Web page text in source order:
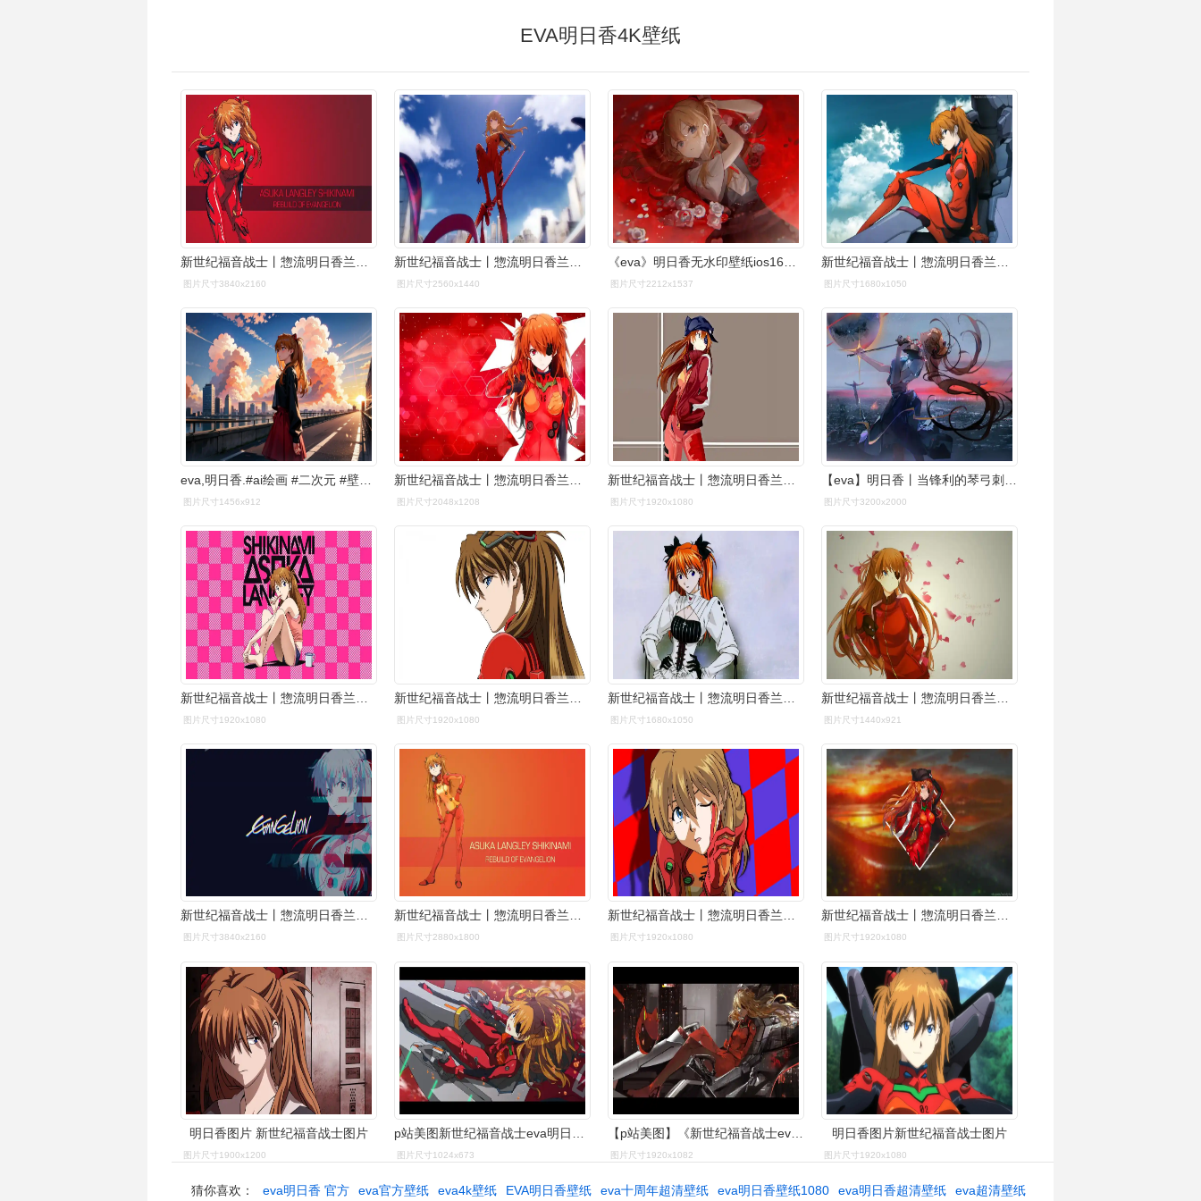
EVA明日香4K壁纸
图片尺寸3840x2160 图片尺寸2560x1440 图片尺寸2212x1537 图片尺寸1680x1050
eva,明日香.#ai绘画 #二次元 #壁纸分享 壁纸第二弹 - 抖音
图片尺寸1456x912 图片尺寸2048x1208 图片尺寸1920x1080 图片尺寸3200x2000
图片尺寸1920x1080 图片尺寸1920x1080 图片尺寸1680x1050 图片尺寸1440x921
新世纪福音战士丨惣流明日香兰格雷精选电脑壁纸丨高清壁纸丨超清壁纸
图片尺寸3840x2160
新世纪福音战士丨惣流明日香兰格雷精选电脑壁纸丨高清壁纸丨超清壁纸
图片尺寸2880x1800
新世纪福音战士丨惣流明日香兰格雷精选电脑壁纸丨高清壁纸丨超清壁纸
图片尺寸1920x1080
新世纪福音战士丨惣流明日香兰格雷精选电脑壁纸丨高清壁纸丨超清壁纸
图片尺寸1920x1080
明日香图片 新世纪福音战士图片
图片尺寸1900x1200
p站美图新世纪福音战士eva明日香壁纸特辑
图片尺寸1024x673
【p站美图】《新世纪福音战士eva》明日香壁纸特辑
图片尺寸1920x1082
明日香图片新世纪福音战士图片
图片尺寸1920x1080
猜你喜欢： eva明日香 官方 eva官方壁纸 eva4k壁纸 EVA明日香壁纸 eva十周年超清壁纸 eva明日香壁纸1080 eva明日香超清壁纸 eva超清壁纸